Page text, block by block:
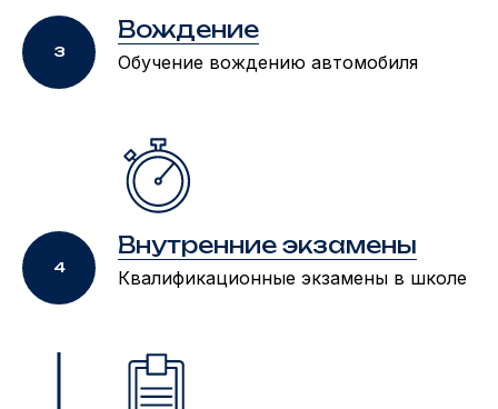
Вождение
Обучение вождению автомобиля
Внутренние экзамены
Квалификационные экзамены в школе